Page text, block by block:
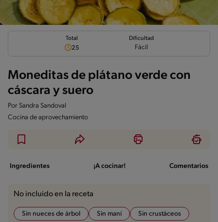
Total
25
Dificultad
Fácil
Moneditas de plátano verde con
cáscara y suero
Por Sandra Sandoval
Cocina de aprovechamiento
Ingredientes ¡A cocinar! Comentarios
No incluido en la receta
Sin nueces de árbol Sin maní Sin crustáceos